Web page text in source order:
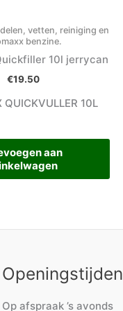
vetten, reiniging en
benzine.
10l jerrycan
€19.50
QUICKVULLER 10L
aan
Openingstijden
Op afspraak ’s avonds